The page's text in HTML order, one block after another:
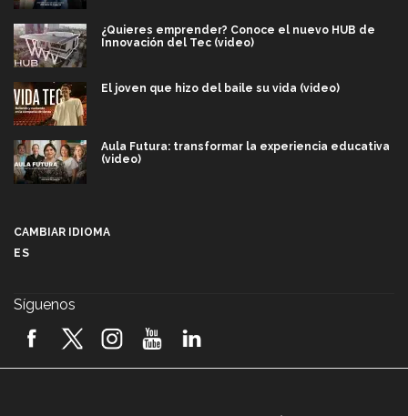
¿Quieres emprender? Conoce el nuevo HUB de
Innovación del Tec (video)
El joven que hizo del baile su vida (video)
Aula Futura: transformar la experiencia educativa
(video)
2026! (video)
CAMBIAR IDIOMA
ES
Síguenos